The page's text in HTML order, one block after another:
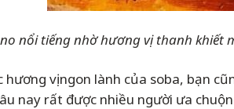
nổi tiếng nhờ hương vị thanh khiết
vị ngon lành của soba, bạn
nay rất được nhiều người ưa